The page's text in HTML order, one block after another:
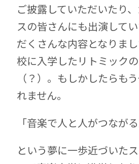
ご披露していただいたり
スの皆さんにも出演して
だくさんな内容となりま
校に入学したリトミック
（？）。もしかしたらも
れません。
「音楽で人と人がつなが
という夢に一歩近づいた